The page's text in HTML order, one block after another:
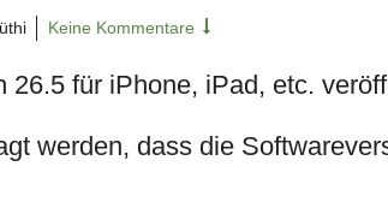
Keine Kommentare
für iPhone, iPad, etc.
werden, dass die